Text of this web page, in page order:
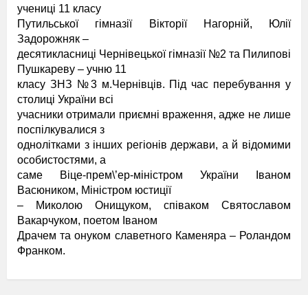
учениці 11 класу
Путильської гімназії Вікторії Нагорній, Юлії
Задорожняк –
десятикласниці Чернівецької гімназії №2 та Пилипові
Пушкареву – учню 11
класу ЗНЗ №3 м.Чернівців. Під час перебування у
столиці України всі
учасники отримали приємні враження, адже не лише
поспілкувалися з
однолітками з інших регіонів держави, а й відомими
особистостями, а
саме Віце-прем\’ер-міністром України Іваном
Васюником, Міністром юстиції
– Миколою Онищуком, співаком Святославом
Вакарчуком, поетом Іваном
Драчем та онуком славетного Каменяра – Роландом
Франком.